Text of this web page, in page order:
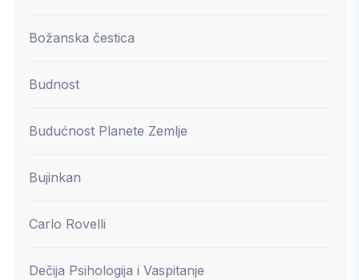
Božanska čestica
Budnost
Budućnost Planete Zemlje
Bujinkan
Carlo Rovelli
Dečija Psihologija i Vaspitanje